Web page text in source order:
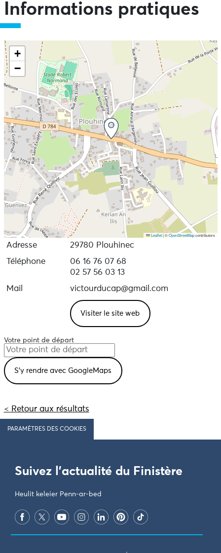
Informations pratiques
+
−
Leaflet |©OpenStreetMapcontributors
Adresse
29780 Plouhinec
Téléphone
06 16 76 07 68
02 57 56 03 13
Mail
victourducap@gmail.com
Visiter le site web
Votre point de départ
< Retour aux résultats
PARAMÈTRES DES COOKIES
Suivez l'actualité du Finistère
Heulit keleier Penn-ar-bed